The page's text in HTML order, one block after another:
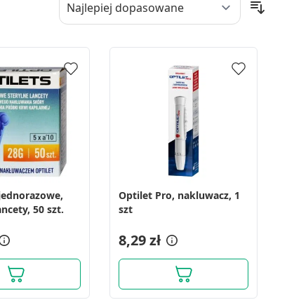
sterylne lancety, 50 szt.
Optilet Pro, nakluwacz, 1
szt
8,29 zł